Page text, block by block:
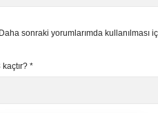
Daha sonraki yorumlarımda kullanılması
kaçtır? *